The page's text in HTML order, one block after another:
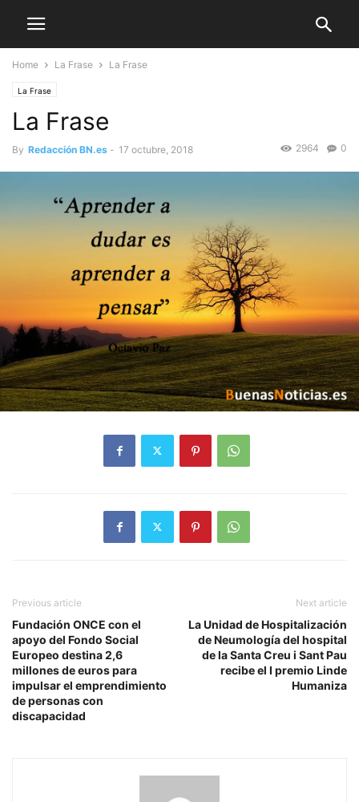
Home La Frase La Frase
La Frase
La Frase
By Redacción BN.es - 17 octubre, 2018 0
2964
Previous article
Fundación ONCE con el
apoyo del Fondo Social
Europeo destina 2,6
millones de euros para
impulsar el emprendimiento
de personas con
discapacidad
Next article
La Unidad de Hospitalización
de Neumología del hospital
de la Santa Creu i Sant Pau
recibe el I premio Linde
Humaniza